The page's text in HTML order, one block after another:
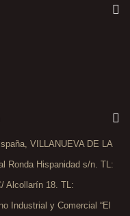
VILLANUEVA DE LA
Ronda Hispanidad s/n. TL:
Alcollarín 18. TL:
Industrial y Comercial “El